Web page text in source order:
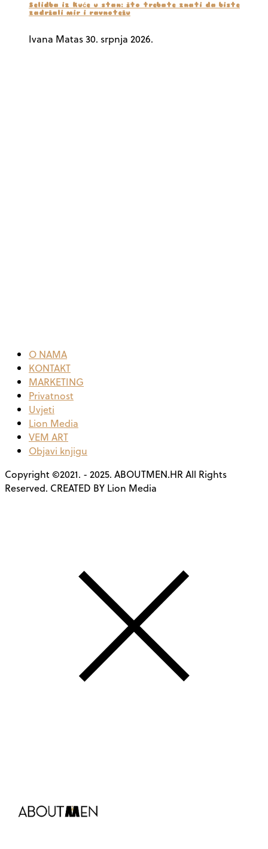
Selidba iz kuće u stan: što trebate znati da biste
zadržali mir i ravnotežu
Ivana Matas30. srpnja 2026.
O NAMA
KONTAKT
MARKETING
Privatnost
Uvjeti
Lion Media
VEM ART
Objavi knjigu
Copyright ©2021. - 2025. ABOUTMEN.HR All Rights
Reserved. CREATED BY Lion Media